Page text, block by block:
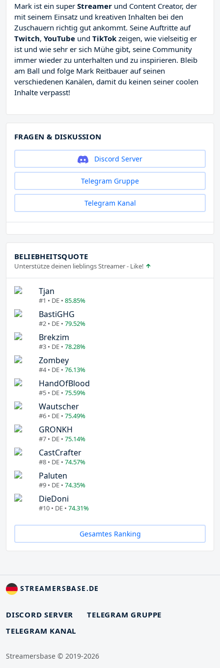
Mark ist ein super Streamer und Content Creator, der
mit seinem Einsatz und kreativen Inhalten bei den
Zuschauern richtig gut ankommt. Seine Auftritte auf
Twitch, YouTube und TikTok zeigen, wie vielseitig er
ist und wie sehr er sich Mühe gibt, seine Community
immer wieder zu unterhalten und zu inspirieren. Bleib
am Ball und folge Mark Reitbauer auf seinen
verschiedenen Kanälen, damit du keinen seiner coolen
Inhalte verpasst!
FRAGEN & DISKUSSION
Discord Server
Telegram Gruppe
Telegram Kanal
BELIEBHEITSQUOTE
Unterstütze deinen lieblings Streamer - Like!
Tjan
#1 • DE • 85.85%
BastiGHG
#2 • DE • 79.52%
Brekzim
#3 • DE • 78.28%
Zombey
#4 • DE • 76.13%
HandOfBlood
#5 • DE • 75.59%
Wautscher
#6 • DE • 75.49%
GRONKH
#7 • DE • 75.14%
CastCrafter
#8 • DE • 74.57%
Paluten
#9 • DE • 74.35%
DieDoni
#10 • DE • 74.31%
Gesamtes Ranking
STREAMERSBASE.DE
DISCORD SERVER
TELEGRAM GRUPPE
TELEGRAM KANAL
Streamersbase © 2019-2026